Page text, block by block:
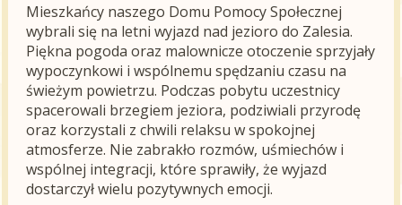
Mieszkańcy naszego Domu Pomocy Społecznej
wybrali się na letni wyjazd nad jezioro do Zalesia.
Piękna pogoda oraz malownicze otoczenie sprzyjały
wypoczynkowi i wspólnemu spędzaniu czasu na
świeżym powietrzu. Podczas pobytu uczestnicy
spacerowali brzegiem jeziora, podziwiali przyrodę
oraz korzystali z chwili relaksu w spokojnej
atmosferze. Nie zabrakło rozmów, uśmiechów i
wspólnej integracji, które sprawiły, że wyjazd
dostarczył wielu pozytywnych emocji.